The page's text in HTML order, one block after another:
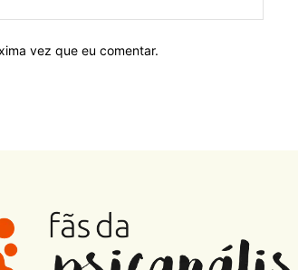
vez que eu comentar.